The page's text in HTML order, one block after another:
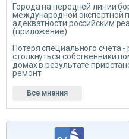
Города на передней линии
международной экспертной
адекватности российским
(приложение)
Потеря специального счета -
столкнуться собственники
домах в результате
ремонт
Все мнения